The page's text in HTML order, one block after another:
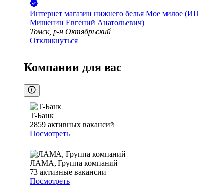
Интернет магазин нижнего белья Мое милое (ИП
Мишенин Евгений Анатольевич)
Томск, р-н Октябрьский
Откликнуться
Компании для вас
Т-Банк
2859 активных вакансий
Посмотреть
ЛАМА, Группа компаний
73 активные вакансии
Посмотреть